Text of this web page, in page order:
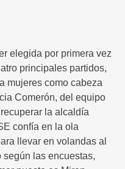
elegida por primera vez
principales partidos,
mujeres como cabeza
Comerón, del equipo
la alcaldía
confía en la ola
llevar en volandas al
las encuestas,